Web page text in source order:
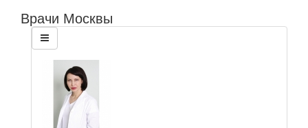
Врачи Москвы